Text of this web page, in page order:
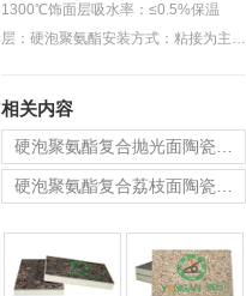
1300℃饰面层吸水率：≤0.5%保温
层：硬泡聚氨酯安装方式：粘接为主锚
相关内容
硬泡聚氨酯复合抛光面陶瓷薄板保温装饰一体板
硬泡聚氨酯复合荔枝面陶瓷薄板保温装饰一体板